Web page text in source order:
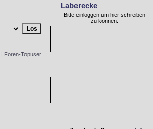
| Foren-Topuser
Laberecke
Bitte einloggen um hier schreiben
zu können.